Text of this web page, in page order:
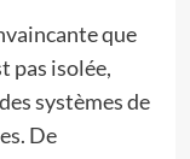
que
pas isolée,
systèmes de
De